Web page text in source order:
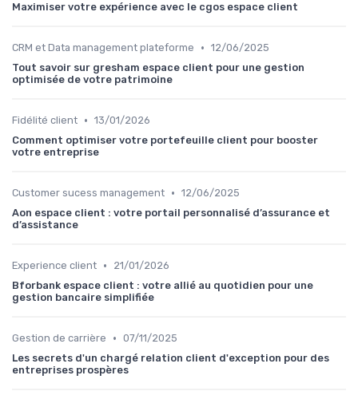
Maximiser votre expérience avec le cgos espace client
CRM et Data management plateforme • 12/06/2025
Tout savoir sur gresham espace client pour une gestion
optimisée de votre patrimoine
Fidélité client • 13/01/2026
Comment optimiser votre portefeuille client pour booster
votre entreprise
Customer sucess management • 12/06/2025
Aon espace client : votre portail personnalisé d’assurance et
d’assistance
Experience client •
21/01/2026
Bforbank espace client : votre allié au quotidien pour une
gestion bancaire simplifiée
Gestion de carrière • 07/11/2025
Les secrets d'un chargé relation client d'exception pour des
entreprises prospères